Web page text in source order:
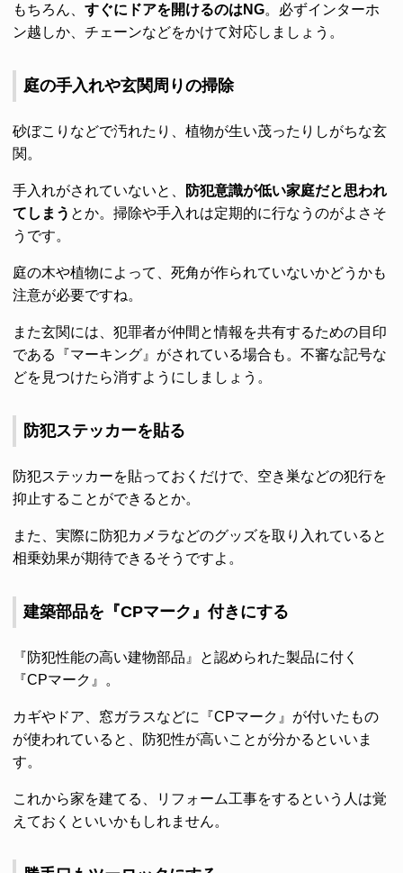
もちろん、 すぐにドアを開けるのはNG。必ずインターホ
ン越しか、チェーンなどをかけて対応しましょう。
庭の手入れや玄関周りの掃除
砂ぼこりなどで汚れたり、植物が生い茂ったりしがちな玄
関。
手入れがされていないと、
防犯意識が低い家庭だと思われ
てしまう とか。掃除や手入れは定期的に行なうのがよさそ
うです。
庭の木や植物によって、死角が作られていないかどうかも
注意が必要ですね。
また玄関には、犯罪者が仲間と情報を共有するための目印
である『マーキング』がされている場合も。不審な記号な
どを見つけたら消すようにしましょう。
防犯ステッカーを貼る
防犯ステッカーを貼っておくだけで、空き巣などの犯行を
抑止することができるとか。
また、実際に防犯カメラなどのグッズを取り入れていると
相乗効果が期待できるそうですよ。
建築部品を『CPマーク』付きにする
『防犯性能の高い建物部品』と認められた製品に付く
『CPマーク』。
カギやドア、窓ガラスなどに『CPマーク』が付いたもの
が使われていると、防犯性が高いことが分かるといいま
す。
これから家を建てる、リフォーム工事をするという人は覚
えておくといいかもしれません。